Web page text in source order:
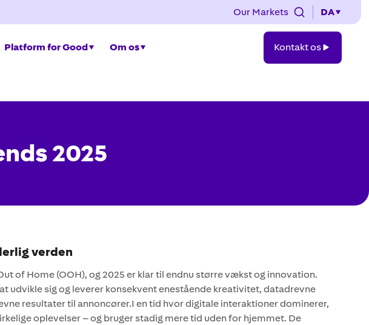
Our Markets DA
Platform for Good Om os
os
Kontakt os
2025
verden
of Home (OOH), og 2025 er klar til endnu større vækst og innovation.
udvikle sig og leverer konsekvent enestående kreativitet, datadrevne
resultater til annoncører.I en tid hvor digitale interaktioner dominerer,
oplevelser – og bruger stadig mere tid uden for hjemmet. De